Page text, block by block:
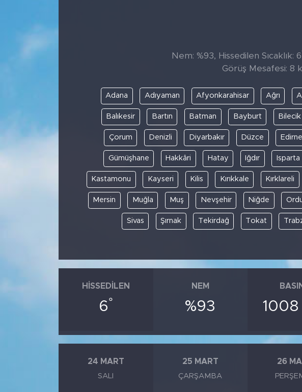
Nem: %93, Hissedilen Sıcaklık: 6
Görüş Mesafesi: 8
Adana Adıyaman Afyonkarahisar Ağrı
Balıkesir Bartın Batman Bayburt Bilecik
Çorum Denizli Diyarbakır Düzce Edirne
Gümüşhane Hakkâri Hatay Iğdır Isparta
Kastamonu Kayseri Kilis Kırıkkale Kırklareli
Mersin Muğla Muş Nevşehir Niğde
Sivas Şırnak Tekirdağ Tokat
HISSEDILEN
6°
NEM
%93 1008
24 MART
SALI
25 MART
ÇARŞAMBA
26